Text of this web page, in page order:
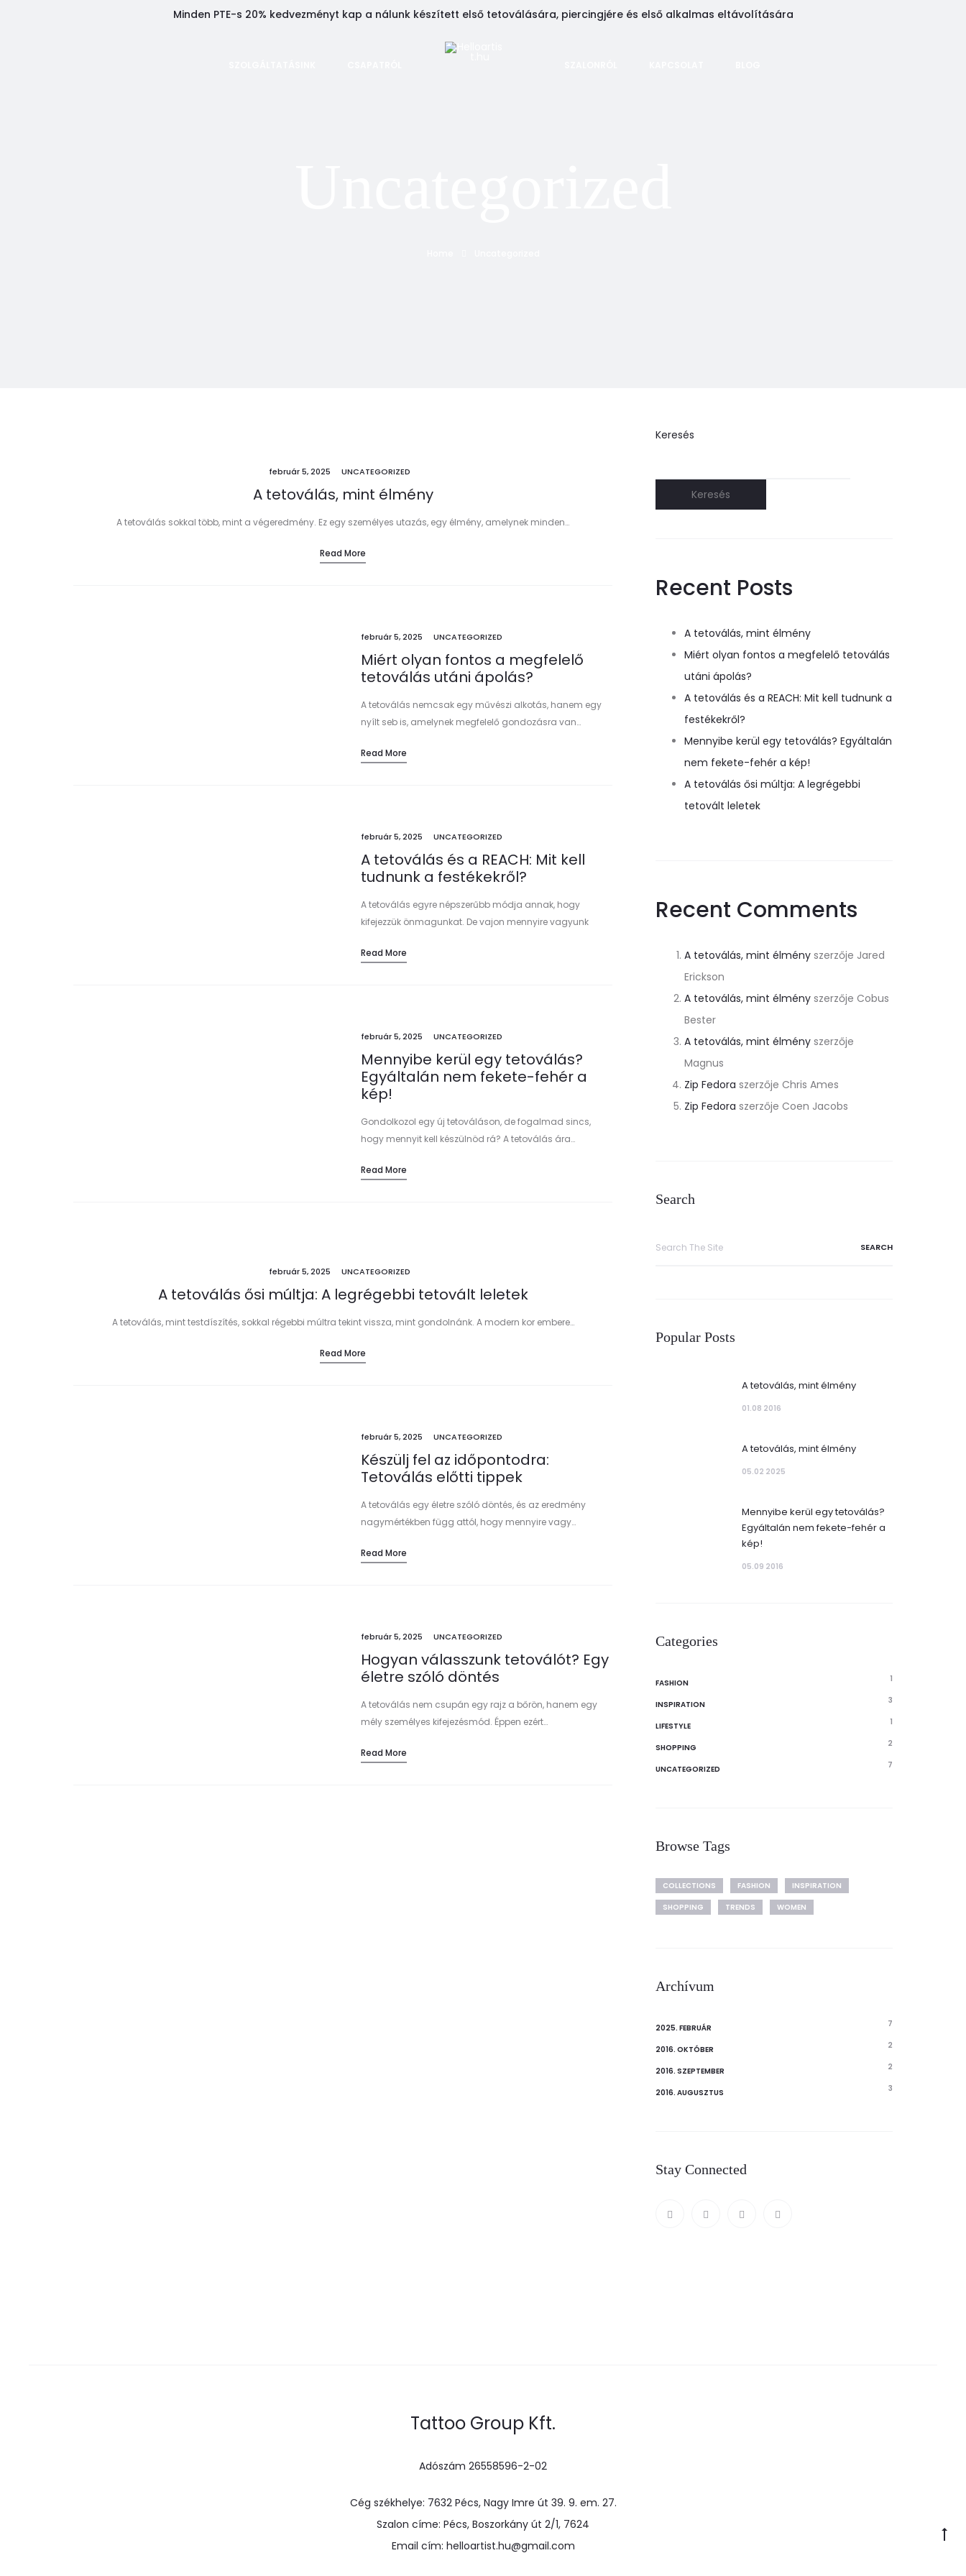
Minden PTE-s 20% kedvezményt kap a nálunk készített első tetoválására, piercingjére és első alkalmas eltávolítására
február 5, 2025 UNCATEGORIZED
A tetoválás, mint élmény
A tetoválás sokkal több, mint a végeredmény. Ez egy személyes utazás, egy élmény, amelynek minden…
Read More
február 5, 2025 UNCATEGORIZED
Miért olyan fontos a megfelelő
tetoválás utáni ápolás?
A tetoválás nemcsak egy művészi alkotás, hanem egy
nyílt seb is, amelynek megfelelő gondozásra van…
Read More
február 5, 2025 UNCATEGORIZED
A tetoválás és a REACH: Mit kell
tudnunk a festékekről?
A tetoválás egyre népszerűbb módja annak, hogy
kifejezzük önmagunkat. De vajon mennyire vagyunk
Read More
február 5, 2025 UNCATEGORIZED
Mennyibe kerül egy tetoválás?
Egyáltalán nem fekete-fehér a
kép!
Gondolkozol egy új tetováláson, de fogalmad sincs,
hogy mennyit kell készülnöd rá? A tetoválás ára…
Read More
február 5, 2025 UNCATEGORIZED
A tetoválás ősi múltja: A legrégebbi tetovált leletek
A tetoválás, mint testdíszítés, sokkal régebbi múltra tekint vissza, mint gondolnánk. A modern kor embere…
Read More
február 5, 2025 UNCATEGORIZED
Készülj fel az időpontodra:
Tetoválás előtti tippek
A tetoválás egy életre szóló döntés, és az eredmény
nagymértékben függ attól, hogy mennyire vagy…
Read More
február 5, 2025 UNCATEGORIZED
Hogyan válasszunk tetoválót? Egy
életre szóló döntés
A tetoválás nem csupán egy rajz a bőrön, hanem egy
mély személyes kifejezésmód. Éppen ezért…
Read More
Keresés
Keresés
Recent Posts
A tetoválás, mint élmény
Miért olyan fontos a megfelelő tetoválás
utáni ápolás?
A tetoválás és a REACH: Mit kell tudnunk a
festékekről?
Mennyibe kerül egy tetoválás? Egyáltalán
nem fekete-fehér a kép!
A tetoválás ősi múltja: A legrégebbi
tetovált leletek
Recent Comments
A tetoválás, mint élmény szerzője Jared
Erickson
A tetoválás, mint élmény szerzője Cobus
Bester
A tetoválás, mint élmény szerzője
Magnus
Zip Fedora szerzője Chris Ames
Zip Fedora szerzője Coen Jacobs
Search
Popular Posts
A tetoválás, mint élmény
01.08 2016
A tetoválás, mint élmény
05.02 2025
Mennyibe kerül egy tetoválás?
Egyáltalán nem fekete-fehér a
kép!
05.09 2016
Categories
FASHION 1
INSPIRATION 3
LIFESTYLE 1
SHOPPING 2
UNCATEGORIZED 7
Browse Tags
COLLECTIONS FASHION
INSPIRATION
SHOPPING
TRENDS WOMEN
Archívum
2025. FEBRUÁR 7
2016. OKTÓBER 2
2016. SZEPTEMBER 2
2016. AUGUSZTUS 3
Stay Connected
Tattoo Group Kft.
Adószám 26558596-2-02
Cég székhelye: 7632 Pécs, Nagy Imre út 39. 9. em. 27.
Szalon címe: Pécs, Boszorkány út 2/1, 7624
Email cím: helloartist.hu@gmail.com